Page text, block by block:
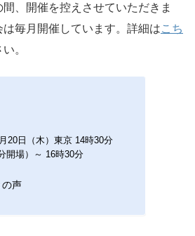
、開催を控えさせていただきま
毎月開催しています。詳細はこち
。
20日（木）東京 14時30分
開場）～ 16時30分
の声